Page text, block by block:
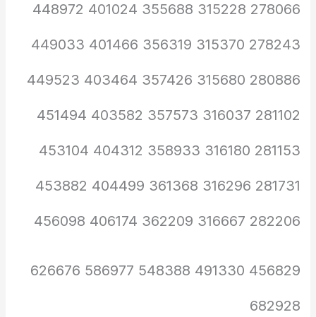
278066 315228 355688 401024 448972
278243 315370 356319 401466 449033
280886 315680 357426 403464 449523
281102 316037 357573 403582 451494
281153 316180 358933 404312 453104
281731 316296 361368 404499 453882
282206 316667 362209 406174 456098
456829 491330 548388 586977 626676
682928